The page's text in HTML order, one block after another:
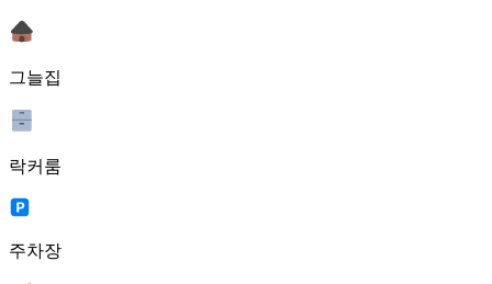
그늘집
락커룸
주차장